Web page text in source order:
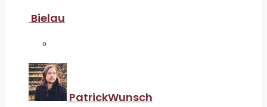
Bielau
PatrickWunsch